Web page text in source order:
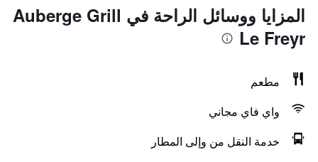
المزايا ووسائل الراحة في Auberge Grill
Le Freyr
مطعم
واي فاي مجاني
خدمة النقل من وإلى المطار